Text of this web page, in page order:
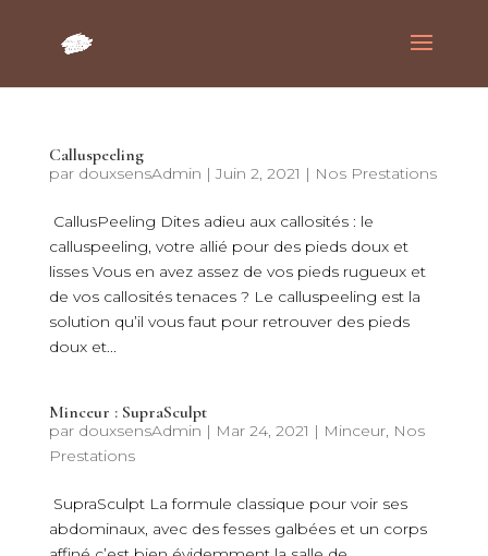
Calluspeeling
par douxsensAdmin |Juin 2, 2021 | Nos Prestations
CallusPeeling Dites adieu aux callosités : le
calluspeeling, votre allié pour des pieds doux et
lisses Vous en avez assez de vos pieds rugueux et
de vos callosités tenaces ? Le calluspeeling est la
solution qu’il vous faut pour retrouver des pieds
doux et...
Minceur : SupraSculpt
par douxsensAdmin | Mar 24, 2021 | Minceur, Nos
Prestations
SupraSculpt La formule classique pour voir ses
abdominaux, avec des fesses galbées et un corps